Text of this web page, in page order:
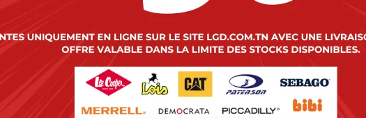
Lois Chemise Toile-03
Chavin Homme ML Nat.
Lois Chemise Toile-
Andy Mc Homme Nat.
114.000DT